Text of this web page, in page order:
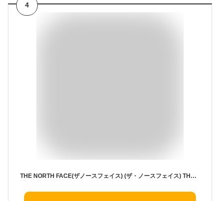
4
THE NORTH FACE(ザノースフェイス) (ザ・ノースフェイス) THE NORTH FACE W MULTI PACK 2WAY バックパック トートバッグ (BLACK(NN2PP05M)) [並行輸入品]